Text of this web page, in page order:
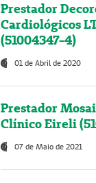
Prestador
Cardiológicos
(51004347-4)
01 de Abril de 2020
Prestador
Clínico Eireli
07 de Maio de 2021